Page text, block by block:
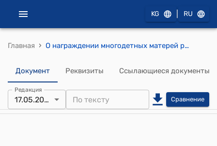
KG RU
Главная › О награждении многодетных матерей республики медалью "Эне данкы"
Документ Реквизиты Ссылающиеся документы
Редакция
17.05.2024 Сравнение